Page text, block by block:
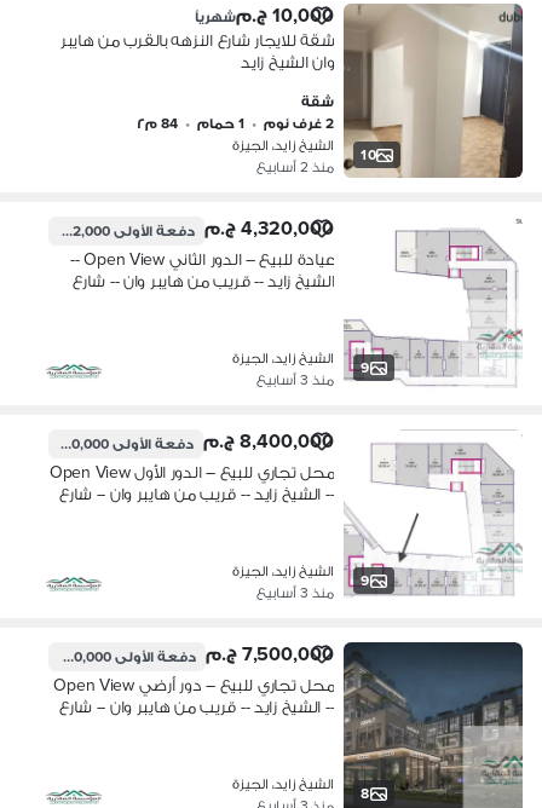
10
10,000 ج.م شهرياً
شقة للايجار شارع النزهه بالقرب من هايبر
وان الشيخ زايد
شقة
2 غرف نوم
• 1 حمام • 84 م٢
الشيخ زايد، الجيزة
منذ 2 أسابيع
9
4,320,000 ج.م دفعة الأولى432,000 ج.م
عيادة للبيع – الدور الثاني Open View --
الشيخ زايد -- قريب من هايبر وان -- شارع
الشيخ زايد، الجيزة
منذ 3 أسابيع
9
8,400,000 ج.م دفعة الأولى840,000 ج.م
محل تجاري للبيع – الدور الأول Open View
-- الشيخ زايد -- قريب من هايبر وان -- شارع
الشيخ زايد، الجيزة
منذ 3 أسابيع
8
7,500,000 ج.م دفعة الأولى750,000 ج.م
محل تجاري للبيع – دور أرضي Open View
-- الشيخ زايد -- قريب من هايبر وان -- شارع
الشيخ زايد، الجيزة